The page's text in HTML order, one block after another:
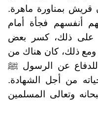
قريش بمناورة ماهرة.
أنفسهم فجأة أمام
على ذلك، كسر بعض
ذلك، كان هناك من
عن الرسول ﷺ
من أجل الشهادة.
وتعالى المسلمين